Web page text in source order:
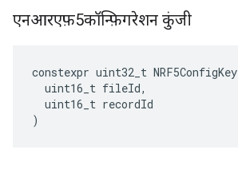
एनआरएफ़5कॉन्फ़िगरेशन कुंजी
constexpr uint32_t NRF5ConfigKey
uint16_t fileId,
uint16_t recordId
)